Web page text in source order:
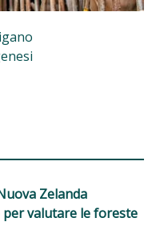
Zelanda
valutare le foreste